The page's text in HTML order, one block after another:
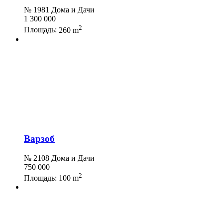
№ 1981 Дома и Дачи
1 300 000
Площадь: 260 m2
Варзоб
№ 2108 Дома и Дачи
750 000
Площадь: 100 m2